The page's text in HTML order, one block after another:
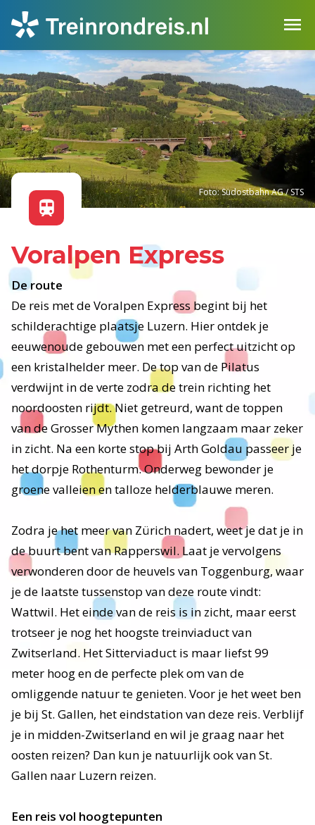
Foto: Südostbahn AG / STS
Voralpen Express
De route
De reis met de Voralpen Express begint bij het
schilderachtige plaatsje Luzern. Hier ontdek je
eeuwenoude gebouwen met een perfect uitzicht op
een kristalhelder meer. De top van de Pilatus
verdwijnt in de verte zodra de trein richting het
noordoosten rijdt. Niet getreurd, want de toppen
van de Grosser Mythen komen langzaam maar zeker
in zicht. Na een korte stop bij Arth Goldau passeer je
het dorpje Rothenturm. Onderweg bewonder je
groene valleien en talloze helderblauwe meren.
Zodra je het meer van Zürich nadert, weet je dat je in
de buurt bent van Rapperswil. Laat je vervolgens
verwonderen door de heuvels van Toggenburg, waar
je de laatste tussenstop van deze route vindt:
Wattwil. Het einde van de reis is in zicht, maar eerst
trotseer je nog het hoogste treinviaduct van
Zwitserland. Het Sitterviaduct is maar liefst 99
meter hoog en de perfecte plek om van de
omliggende natuur te genieten. Voor je het weet ben
je bij St. Gallen, het eindstation van deze reis. Verblijf
je in midden-Zwitserland en wil je graag naar het
oosten reizen? Dan kun je natuurlijk ook van St.
Gallen naar Luzern reizen.
Een reis vol hoogtepunten